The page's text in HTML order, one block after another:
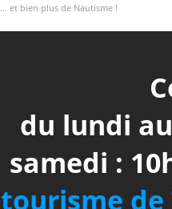
... et bien plus de Nautisme !
du lundi
samedi :
tourisme de